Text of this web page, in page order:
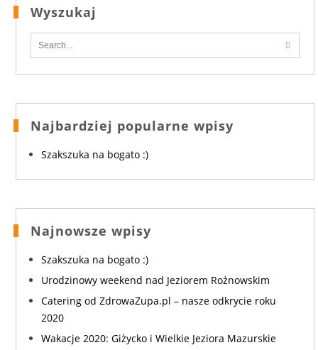
Wyszukaj
Najbardziej popularne wpisy
Szakszuka na bogato :)
Najnowsze wpisy
Szakszuka na bogato :)
Urodzinowy weekend nad Jeziorem Rożnowskim
Catering od ZdrowaZupa.pl – nasze odkrycie roku
2020
Wakacje 2020: Giżycko i Wielkie Jeziora Mazurskie